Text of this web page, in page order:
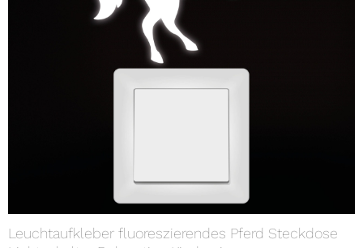
Leuchtaufkleber fluoreszierendes Pferd Steckdose